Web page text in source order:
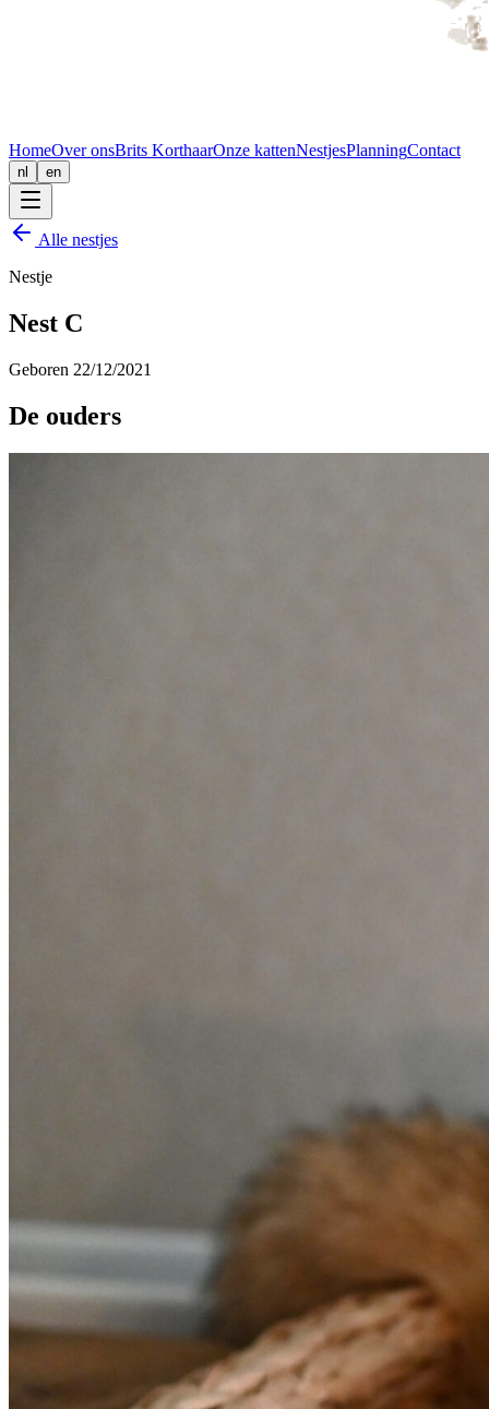
HomeOver onsBrits KorthaarOnze kattenNestjesPlanningContact
nl en
Alle nestjes
Nestje
Nest C
Geboren 22/12/2021
De ouders